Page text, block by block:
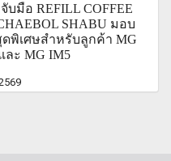
บมือ REFILL COFFEE
SHABU มอบ
พิเศษสำหรับลูกค้า MG
ละ MG IM5